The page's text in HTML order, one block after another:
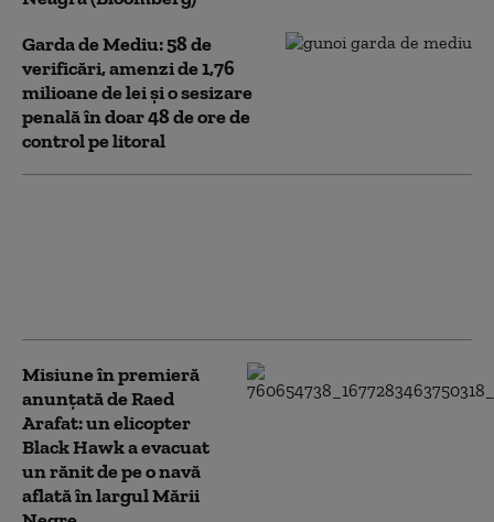
Garda de Mediu: 58 de
verificări, amenzi de 1,76
milioane de lei şi o sesizare
penală în doar 48 de ore de
control pe litoral
Misiune în premieră
anunțată de Raed
Arafat: un elicopter
Black Hawk a evacuat
un rănit de pe o navă
aflată în largul Mării